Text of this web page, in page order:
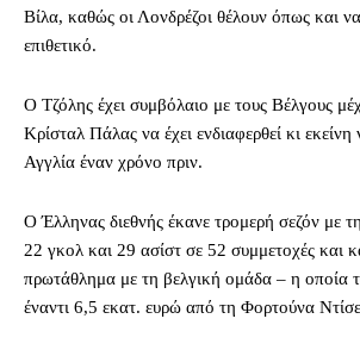
Βίλα, καθώς οι Λονδρέζοι θέλουν όπως και
επιθετικό.
Ο Τζόλης έχει συμβόλαιο με τους Βέλγους
Κρίσταλ Πάλας να έχει ενδιαφερθεί κι
Αγγλία έναν χρόνο πριν.
Ο Έλληνας διεθνής έκανε τρομερή σεζόν με
22 γκολ και 29 ασίστ σε 52 συμμετοχές και
πρωτάθλημα με τη βελγική ομάδα – η οποία
έναντι 6,5 εκατ. ευρώ από τη Φορτούνα